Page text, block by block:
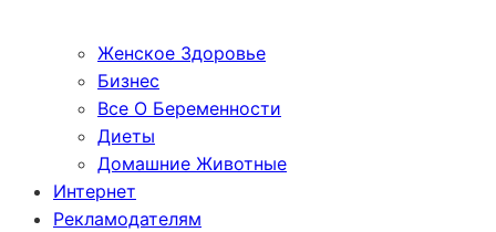
Женское Здоровье
Бизнес
Все О Беременности
Диеты
Домашние Животные
Интернет
Рекламодателям